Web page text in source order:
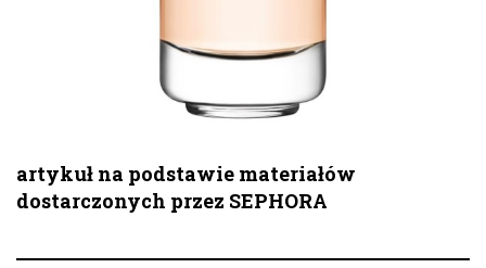
artykuł na podstawie materiałów
dostarczonych przez SEPHORA